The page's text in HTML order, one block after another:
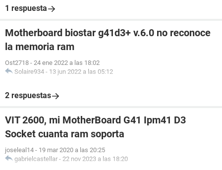
1 respuesta
Motherboard biostar g41d3+ v.6.0 no reconoce
la memoria ram
Ost2718 - 24 ene 2022 a las 18:02
Solaire934 - 13 jun 2022 a las 05:12
2 respuestas
VIT 2600, mi MotherBoard G41 Ipm41 D3
Socket cuanta ram soporta
joseleal14 - 19 mar 2020 a las 20:25
gabrielcastellar - 22 nov 2023 a las 18:20